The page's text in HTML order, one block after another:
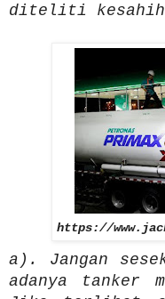
diteliti
https://
a). Jangan
adanya tanker